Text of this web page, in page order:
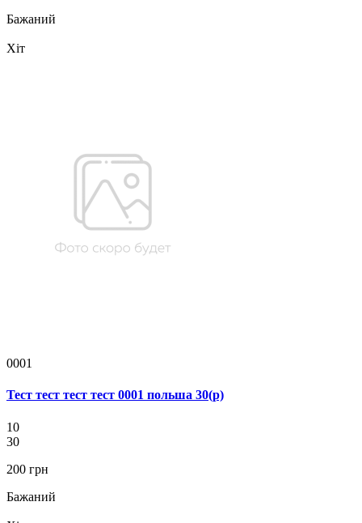
Бажаний
Хіт
0001
Тест тест тест тест 0001 польша 30(р)
10
30
200 грн
Бажаний